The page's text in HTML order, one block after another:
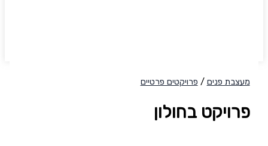
מעצבת פנים / פרויקטים פרטיים
פרויקט בחולון